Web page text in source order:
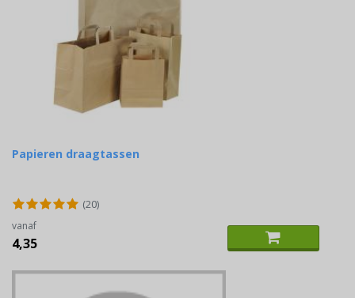
Papieren draagtassen
(20)
vanaf
4,35